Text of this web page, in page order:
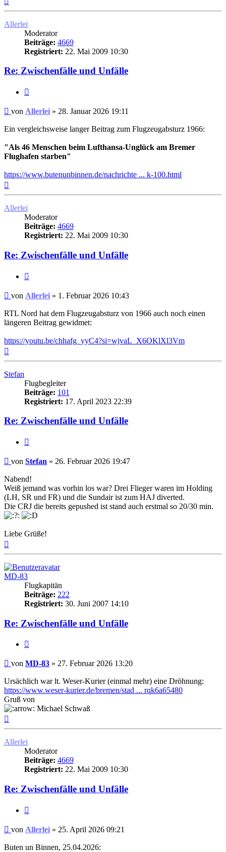
Allerlei
Moderator
Beiträge: 4669
Registriert: 22. Mai 2009 10:30
Re: Zwischenfälle und Unfälle
Ungelesener
von Allerlei » 28. Januar 2026 19:11
Ein vergleichsweise langer Beitrag zum Flugzeugabsturz 1966:
"Als 46 Menschen beim Lufthansa-Unglück am Bremer
Flughafen starben"
https://www.butenunbinnen.de/nachrichte ... k-100.html
Allerlei
Moderator
Beiträge: 4669
Registriert: 22. Mai 2009 10:30
Re: Zwischenfälle und Unfälle
Ungelesener
von Allerlei » 1. Februar 2026 10:43
RTL Nord hat dem Flugzeugabsturz von 1966 auch noch einen
längeren Beitrag gewidmet:
https://youtu.be/chhafg_yyC4?si=wjvaL_X6OKlXl3Vm
Stefan
Flugbegleiter
Beiträge: 101
Registriert: 17. April 2023 22:39
Re: Zwischenfälle und Unfälle
Ungelesener
von Stefan » 26. Februar 2026 19:47
Nabend!
Weiß jemand was vorhin los war? Drei Flieger waren im Holding
(LH, SR und FR) und die Sundair ist zum HAJ diverted.
Die CRJ die bereits gepushed ist stand auch erstmal so 20/30 min.
Liebe Grüße!
MD-83
Flugkapitän
Beiträge: 222
Registriert: 30. Juni 2007 14:10
Re: Zwischenfälle und Unfälle
Ungelesener
von MD-83 » 27. Februar 2026 13:20
Ursächlich war lt. Weser-Kurier (einmal mehr) eine Dröhnung:
https://www.weser-kurier.de/bremen/stad ... rqk6a65480
Gruß von
Michael Schwaß
Allerlei
Moderator
Beiträge: 4669
Registriert: 22. Mai 2009 10:30
Re: Zwischenfälle und Unfälle
Ungelesener
von Allerlei » 25. April 2026 09:21
Buten un Binnen, 25.04.2026: